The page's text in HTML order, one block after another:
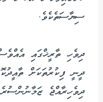
ސިޔާސަތެކެވެ.
ދިވެހި ތާރީޚްގައި
ދީނީ ފިކުރުތަކަށް
ދިވެހިރާއްޖެ